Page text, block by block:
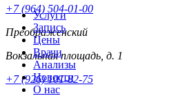
+7 (964) 504-01-00
Преображенский
Вокзальная площадь, д. 1
+7 (926) 101-82-75
Услуги
Запись
Цены
Врачи
Анализы
Новости
О нас